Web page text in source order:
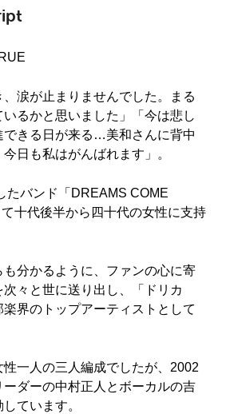
、涙が止まりませんでした。まる
るかと思いました」「今は悲し
できる日が来る…美和さんに背中
日も私はがんばれます」。
たバンド「DREAMS COME
十代後半から四十代の女性に支持
も分かるように、ファンの心に寄
次々と世に送り出し、「ドリカ
楽界のトップアーティストとして
一人の三人編成でしたが、2002
ダーの中村正人とボーカルの吉
ています。